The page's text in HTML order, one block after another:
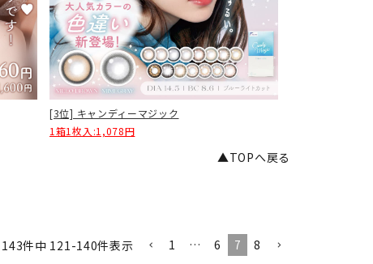
[3位] キャンディーマジック
1箱1枚入:1,078円
▲TOPへ戻る
143件中 121-140件表示 1 … 6 7 8